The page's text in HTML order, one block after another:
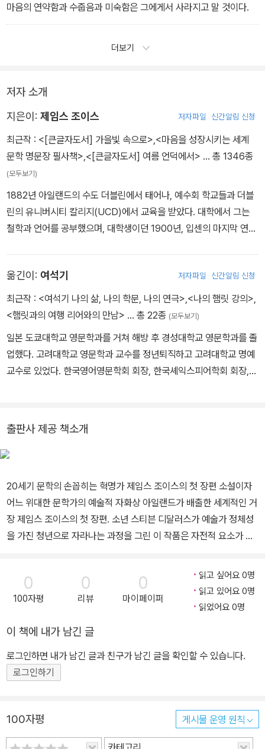
마음의 연약함과 수줍음과 미숙함은 그에게서 사라지고 말 것이다.
더보기
저자 소개
지은이: 제임스 조이스 저자파일 신간알림 신청
최근작 : <[큰글자도서] 가을빛 속으로>,<마음을 성장시키는 세계
문학 명문장 필사책>,<[큰글자도서] 여름 언덕에서> … 총 1346종
(모두보기)
1882년 아일랜드의 수도 더블린에서 태어나, 예수회 학교들과 더블
린의 유니버시티 칼리지(UCD)에서 교육을 받았다. 대학에서 그는
철학과 언어를 공부했으며, 대학생이던 1900년, 입센의 마지막 연극
출판되었다. 1902년 조이스는 더블린을 떠나 파리로 향했으나, 이듬
해 어머니의 임종으로 잠시 귀국했다. 1904년 그는 노라 바너클이란
처녀와 함께 다시 대륙으로 떠났다. 그들은 1931년 정식으로 결혼했
살았으며, 조이스는 그곳의 벨리츠 학교에서 영어를 가르쳤다. 1909
년과 1912년, 그는 《더블린 사람들》의 출판을 위해 아일랜드를 방문
했다. 이 작품은 1914년 영국에서 마침내 출판되었다. 1915년 한 해
스의 취리히로 이사했으며, 조이스가 《율리시스》를 작업하는 동안 그
리뷰》지에 연재되었다. 연재는 1918년에 시작되었으나, 작품에 대한
리시스》는 1922년 파리에서 단행본으로 출판되었으며, 조이스 가족
은 양차 세계대전 기간 동안 그곳에 체류했다. 1939년에 《피네간의
경야》가 출판되었고, 이어 조이스 가족은 스위스로 되돌아갔다. 두 달
뒤, 1941년 1월에 조이스는 장궤양으로 사망했다. 《젊은 예술가의 초
었다.
옮긴이: 여석기 저자파일 신간알림 신청
최근작 : <여석기 나의 삶, 나의 학문, 나의 연극>,<나의 햄릿 강의>,
<햄릿과의 여행 리어와의 만남> … 총 22종 (모두보기)
일본 도쿄대학교 영문학과를 거쳐 해방 후 경성대학교 영문학과를 졸
업했다. 고려대학교 영문학과 교수를 정년퇴직하고 고려대학교 명예
교수로 있었다. 한국영어영문학회 회장, 한국셰익스피어학회 회장,
문이 있다.
출판사 제공 책소개
20세기 문학의 손꼽히는 혁명가 제임스 조이스의 첫 장편 소설이자
어느 위대한 문학가의 예술적 자화상 아일랜드가 배출한 세계적인 거
장 제임스 조이스의 첫 장편. 소년 스티븐 디달러스가 예술가 정체성
을 가진 청년으로 자라나는 과정을 그린 이 작품은 자전적 요소가 강
될 ‘의식의 흐름’ 기법이 어렵지 않게 도입된 작품이기도 하다. 이 작
품을 10년간 쓴 작가는 천 페이지에 가까운 초고가 마음에 들지 않아
불에 태워버렸고, 30만 단어가 넘던 원고를 대폭 줄여 완전히 새로
도 같은 이 책의 주인공 스티븐 디달러스를 혼신의 힘을 다해 창조했
다는 것을 짐작할 수 있는 대목이다. 스스로 조국과 종교를 등지는 유
배 생활에 나선 스티븐, 무엇이 그를 예술가의 길로 이끌었는가 기숙
학교에 다니던 유년기부터 대학에 진학하기까지 5장으로 나뉜 일화
그려 보인다. 예민한 감수성을 가진 그는 정치와 종교가 삶의 두 버팀
목인 혼란스러운 아일랜드에서 성장기의 통과 의례를 겪고, 극심한
0
100자평
0
리뷰
0
마이페이퍼
읽고 싶어요 0명
읽고 있어요 0명
읽었어요 0명
이 책에 내가 남긴 글
로그인하면 내가 남긴 글과 친구가 남긴 글을 확인할 수 있습니다.
로그인하기
100자평 게시물 운영 원칙